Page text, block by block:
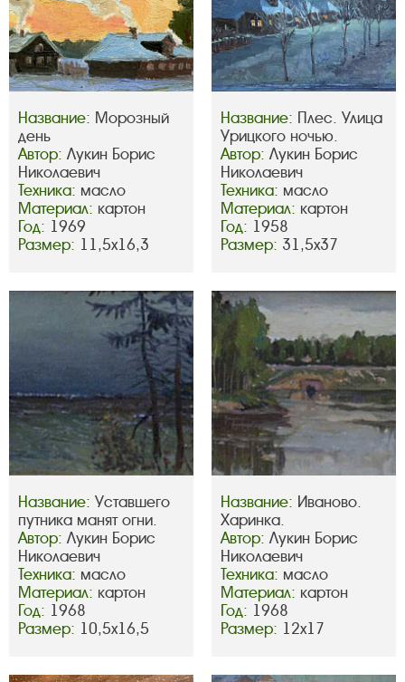
Название: Морозный
день
Автор: Лукин Борис
Николаевич
Техника: масло
Материал: картон
Год: 1969
Размер: 11,5х16,3
Название: Плес. Улица
Урицкого ночью.
Автор: Лукин Борис
Николаевич
Техника: масло
Материал: картон
Год: 1958
Размер: 31,5х37
Название: Уставшего
путника манят огни.
Автор: Лукин Борис
Николаевич
Техника: масло
Материал: картон
Год: 1968
Размер: 10,5х16,5
Название: Иваново.
Харинка.
Автор: Лукин Борис
Николаевич
Техника: масло
Материал: картон
Год: 1968
Размер: 12х17